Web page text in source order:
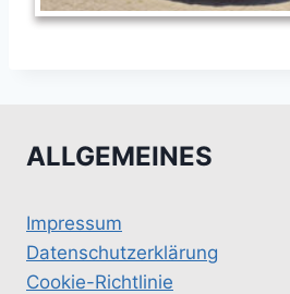
ALLGEMEINES
Impressum
Datenschutzerklärung
Cookie-Richtlinie